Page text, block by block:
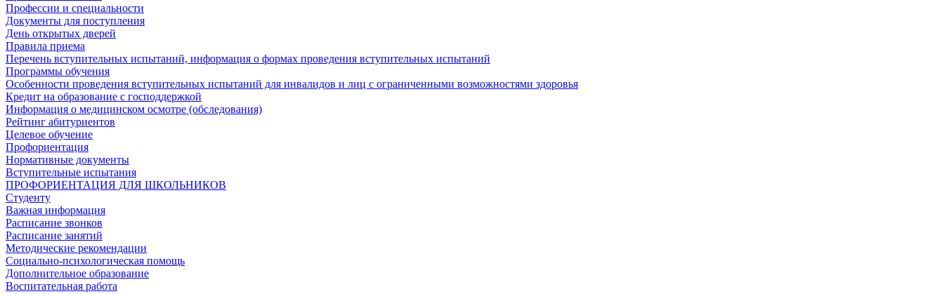
Профессии и специальности
Документы для поступления
День открытых дверей
Правила приема
Перечень вступительных испытаний, информация о формах проведения вступительных испытаний
Программы обучения
Особенности проведения вступительных испытаний для инвалидов и лиц с ограниченными возможностями здоровья
Кредит на образование с господдержкой
Информация о медицинском осмотре (обследования)
Рейтинг абитуриентов
Целевое обучение
Профориентация
Нормативные документы
Вступительные испытания
ПРОФОРИЕНТАЦИЯ ДЛЯ ШКОЛЬНИКОВ
Студенту
Важная информация
Расписание звонков
Расписание занятий
Методические рекомендации
Социально-психологическая помощь
Дополнительное образование
Воспитательная работа